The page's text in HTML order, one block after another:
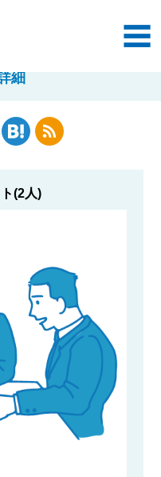
細
(2人)